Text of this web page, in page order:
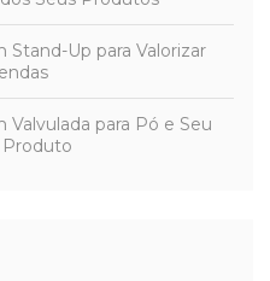
Up para Valorizar
para Pó e Seu
para Conservação